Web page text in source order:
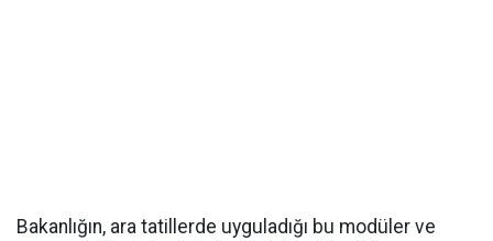
Bakanlığın, ara tatillerde uyguladığı bu modüler ve